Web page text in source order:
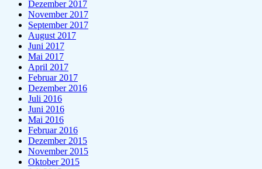
Dezember 2017
November 2017
September 2017
August 2017
Juni 2017
Mai 2017
April 2017
Februar 2017
Dezember 2016
Juli 2016
Juni 2016
Mai 2016
Februar 2016
Dezember 2015
November 2015
Oktober 2015